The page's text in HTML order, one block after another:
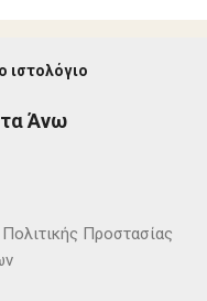
ιστολόγιο
Άνω
Προστασίας